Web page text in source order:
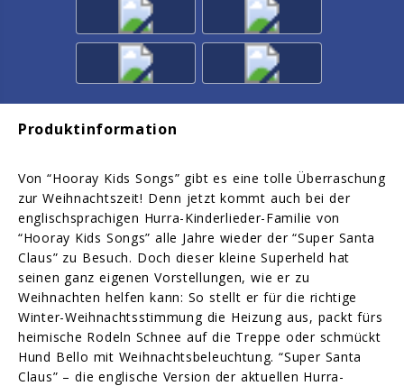
Produktinformation
Von “Hooray Kids Songs” gibt es eine tolle Überraschung
zur Weihnachtszeit! Denn jetzt kommt auch bei der
englischsprachigen Hurra-Kinderlieder-Familie von
“Hooray Kids Songs” alle Jahre wieder der “Super Santa
Claus” zu Besuch. Doch dieser kleine Superheld hat
seinen ganz eigenen Vorstellungen, wie er zu
Weihnachten helfen kann: So stellt er für die richtige
Winter-Weihnachtsstimmung die Heizung aus, packt fürs
heimische Rodeln Schnee auf die Treppe oder schmückt
Hund Bello mit Weihnachtsbeleuchtung. “Super Santa
Claus” – die englische Version der aktuellen Hurra-